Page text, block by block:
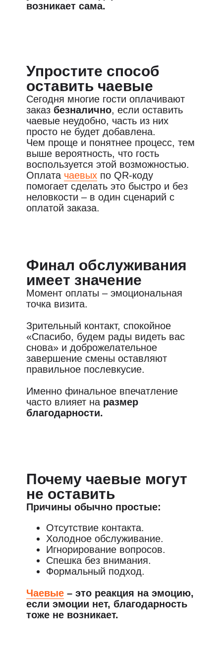
возникает сама.
Упростите способ
оставить чаевые
Сегодня многие гости оплачивают
заказ безналично, если оставить
чаевые неудобно, часть из них
просто не будет добавлена.
Чем проще и понятнее процесс, тем
выше вероятность, что гость
воспользуется этой возможностью.
Оплата чаевыхпо QR-коду
помогает сделать это быстро и без
неловкости – в один сценарий с
оплатой заказа.
Финал обслуживания
имеет значение
Момент оплаты – эмоциональная
точка визита.
Зрительный контакт, спокойное
«Спасибо, будем рады видеть вас
снова» и доброжелательное
завершение смены оставляют
правильное послевкусие.
Именно финальное впечатление
часто влияет на размер
благодарности.
Почему чаевые могут
не оставить
Причины обычно простые:
Отсутствие контакта.
Холодное обслуживание.
Игнорирование вопросов.
Спешка без внимания.
Формальный подход.
Чаевые– это реакция на эмоцию,
если эмоции нет, благодарность
тоже не возникает.